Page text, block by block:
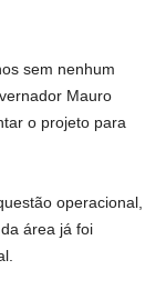
sem nenhum
Mauro
o projeto para
operacional,
área já foi